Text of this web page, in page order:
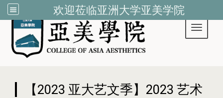
欢迎莅临亚洲大学亚美学院
Toggle
【2023 亚大艺文季】2023 艺术